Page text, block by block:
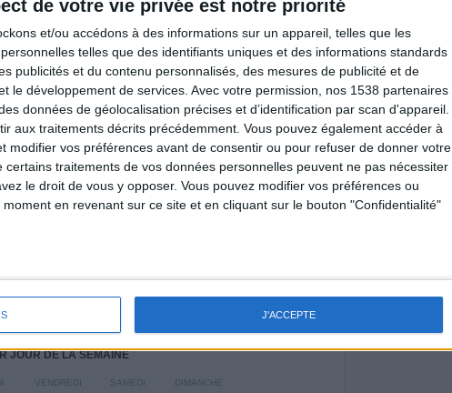
de votre vie privée est notre priorité
et/ou accédons à des informations sur un appareil, telles que les
telles que des identifiants uniques et des informations standards
publicités et du contenu personnalisés, des mesures de publicité et de
le développement de services. Avec votre permission, nos 1538 partenaires
données de géolocalisation précises et d’identification par scan d'appareil.
aux traitements décrits précédemment. Vous pouvez également accéder à
modifier vos préférences avant de consentir ou pour refuser de donner votre
certains traitements de vos données personnelles peuvent ne pas nécessiter
le droit de vous y opposer. Vous pouvez modifier vos préférences ou
en revenant sur ce site et en cliquant sur le bouton "Confidentialité"
J'ACCEPTE
15
ADVERSAIRES
11
VS KR
Reykjavik
1
COMPÉTITIONS
PAR COMPÉTITIONS
Islande Premier League 113 (100%)
JOUR DE LA SEMAINE
VENDREDI SAMEDI DIMANCHE